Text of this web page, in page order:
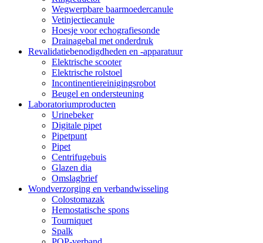
Wegwerpbare baarmoedercanule
Vetinjectiecanule
Hoesje voor echografiesonde
Drainagebal met onderdruk
Revalidatiebenodigdheden en -apparatuur
Elektrische scooter
Elektrische rolstoel
Incontinentiereinigingsrobot
Beugel en ondersteuning
Laboratoriumproducten
Urinebeker
Digitale pipet
Pipetpunt
Pipet
Centrifugebuis
Glazen dia
Omslagbrief
Wondverzorging en verbandwisseling
Colostomazak
Hemostatische spons
Tourniquet
Spalk